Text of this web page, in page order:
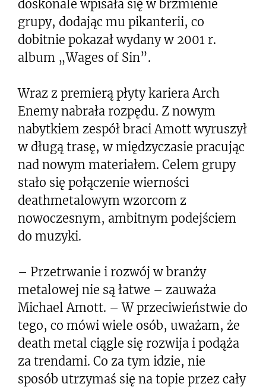
doskonale wpisała się w brzmienie
grupy, dodając mu pikanterii, co
dobitnie pokazał wydany w 2001 r.
album „Wages of Sin”.
Wraz z premierą płyty kariera Arch
Enemy nabrała rozpędu. Z nowym
nabytkiem zespół braci Amott wyruszył
w długą trasę, w międzyczasie pracując
nad nowym materiałem. Celem grupy
stało się połączenie wierności
deathmetalowym wzorcom z
nowoczesnym, ambitnym podejściem
do muzyki.
– Przetrwanie i rozwój w branży
metalowej nie są łatwe – zauważa
Michael Amott. – W przeciwieństwie do
tego, co mówi wiele osób, uważam, że
death metal ciągle się rozwija i podąża
za trendami. Co za tym idzie, nie
sposób utrzymaś się na topie przez cały